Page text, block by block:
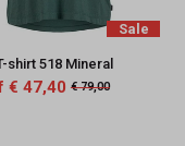
Sale
shirt 518 Mineral
€ 47,40 € 79,00